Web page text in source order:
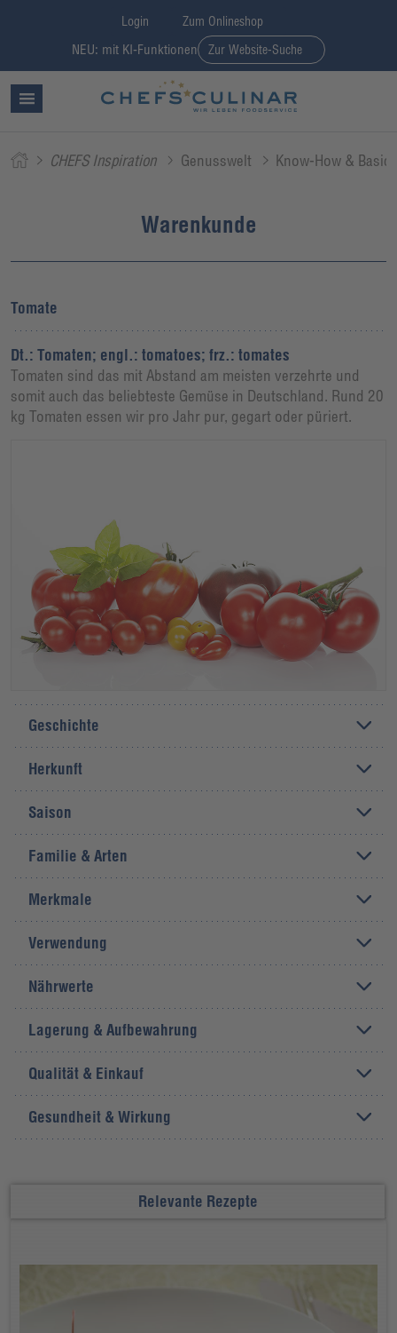
Login Zum Onlineshop
NEU: mit KI-Funktionen Zur Website-Suche
CHEFS Inspiration Genusswelt Know-How &
Warenkunde
Tomate
Dt.: Tomaten; engl.: tomatoes; frz.: tomates
Tomaten sind das mit Abstand am meisten verzehrte und
somit auch das beliebteste Gemüse in Deutschland. Rund 20
kg Tomaten essen wir pro Jahr pur, gegart oder püriert.
Geschichte
Herkunft
Saison
Familie & Arten
Merkmale
Verwendung
Nährwerte
Lagerung & Aufbewahrung
Qualität & Einkauf
Gesundheit & Wirkung
Relevante Rezepte